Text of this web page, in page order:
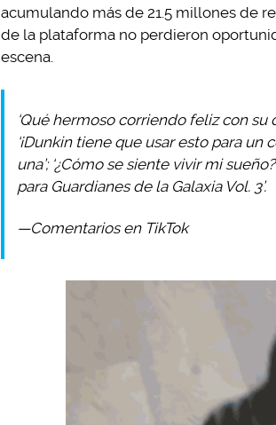
acumulando más de 21.5 millones de
de la plataforma no perdieron
escena.
‘Qué hermoso corriendo feliz con su
‘¡Dunkin tiene que usar esto para un
una’; ‘¿Cómo se siente vivir mi
para Guardianes de la Galaxia Vol. 3’.
—Comentarios en TikTok